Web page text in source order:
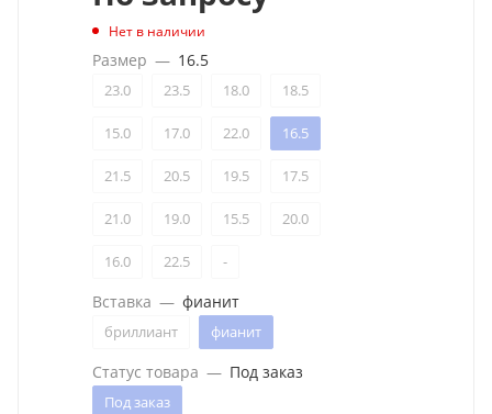
Нет в наличии
Размер — 16.5
23.0 23.5 18.0 18.5
15.0 17.0 22.0 16.5
21.5 20.5 19.5 17.5
21.0 19.0 15.5 20.0
16.0 22.5 -
Вставка — фианит
бриллиант фианит
Статус товара — Под заказ
Под заказ